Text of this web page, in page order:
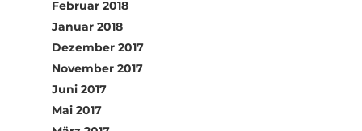
Februar 2018
Januar 2018
Dezember 2017
November 2017
Juni 2017
Mai 2017